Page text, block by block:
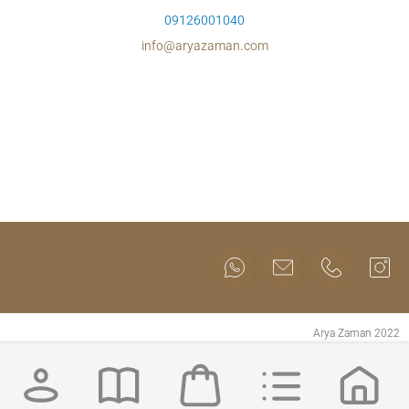
09126001040
info@aryazaman.com
Arya Zaman 2022
سئو و طراحی سایت: ربین وب